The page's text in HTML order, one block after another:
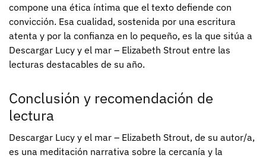
compone una ética íntima que el texto defiende con
convicción. Esa cualidad, sostenida por una escritura
atenta y por la confianza en lo pequeño, es la que sitúa a
Descargar Lucy y el mar – Elizabeth Strout entre las
lecturas destacables de su año.
Conclusión y recomendación de
lectura
Descargar Lucy y el mar – Elizabeth Strout, de su autor/a,
es una meditación narrativa sobre la cercanía y la